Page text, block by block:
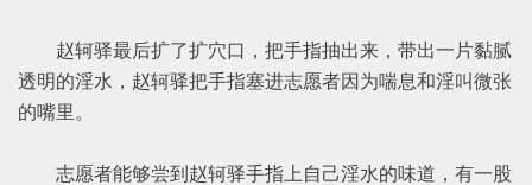
赵轲驿最后扩了扩穴口，把手指抽出来，带出一片黏腻
透明的淫水，赵轲驿把手指塞进志愿者因为喘息和淫叫微张
的嘴里。
志愿者能够尝到赵轲驿手指上自己淫水的味道，有一股